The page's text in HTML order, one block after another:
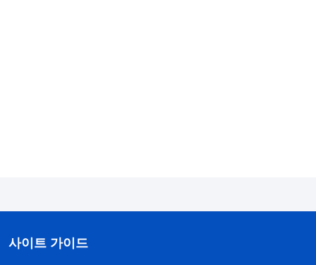
저는 겉으로만 책임자들과 교제했을 뿐, 그들의 문제
사이트 가이드